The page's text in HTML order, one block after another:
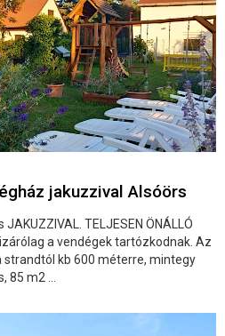
jakuzzival Alsóörs
TELJESEN ÖNÁLLÓ
a vendégek tartózkodnak. Az
strandtól kb 600 méterre, mintegy
m2 ...